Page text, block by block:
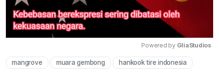
Mute
Powered by GliaStudios
mangrove muara gembong hankook tire indonesia